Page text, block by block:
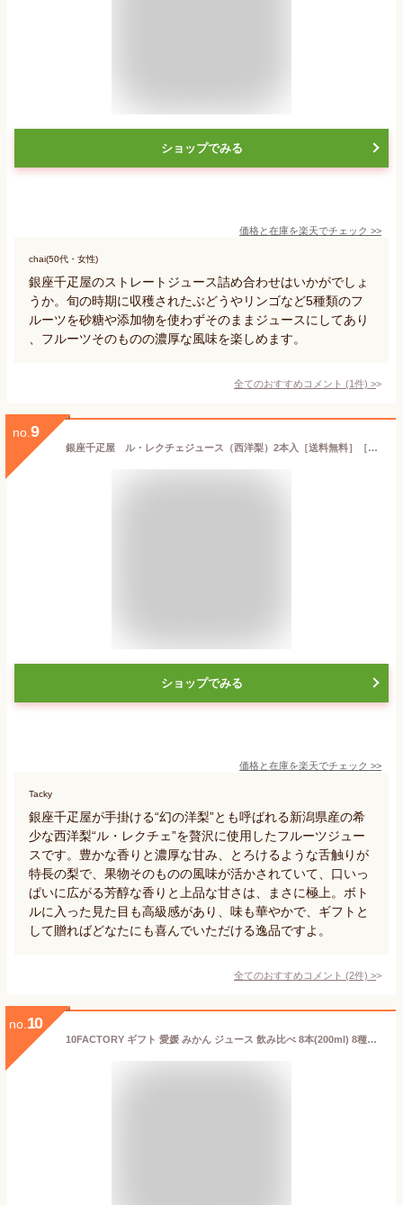
ショップでみる
価格と在庫を楽天でチェック >>
chai(50代・女性)
銀座千疋屋のストレートジュース詰め合わせはいかがでしょ
うか。旬の時期に収穫されたぶどうやリンゴなど5種類のフ
ルーツを砂糖や添加物を使わずそのままジュースにしてあり
、フルーツそのものの濃厚な風味を楽しめます。
全てのおすすめコメント (1件) >
no. 9
銀座千疋屋 ル・レクチェジュース（西洋梨）2本入［送料無料］［ポイント2倍］～ 御中元 お中元 父の日 ジュース ギフト 贈り物 フルーツ スイーツ プレゼント お菓子 内祝い 誕生日 お祝い 御礼 快気内祝 お見舞い 送料無料 千疋屋 ～
ショップでみる
価格と在庫を楽天でチェック >>
Tacky
銀座千疋屋が手掛ける“幻の洋梨”とも呼ばれる新潟県産の希
少な西洋梨“ル・レクチェ”を贅沢に使用したフルーツジュー
スです。豊かな香りと濃厚な甘み、とろけるような舌触りが
特長の梨で、果物そのものの風味が活かされていて、口いっ
ぱいに広がる芳醇な香りと上品な甘さは、まさに極上。ボト
ルに入った見た目も高級感があり、味も華やかで、ギフトと
して贈ればどなたにも喜んでいただける逸品ですよ。
全てのおすすめコメント (2件) >
no. 10
10FACTORY ギフト 愛媛 みかん ジュース 飲み比べ 8本(200ml) 8種類 セット 箱入り 送料無料 100%ジュース 手提げ袋付 オレンジ 国産 贈答 内祝い お返し お見舞い お供え お中元 お歳暮 母の日 父の日 プレゼントに